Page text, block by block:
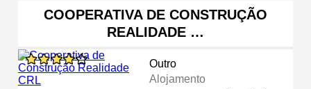
COOPERATIVA DE CONSTRUÇÃO
REALIDADE …
Outro
Alojamento